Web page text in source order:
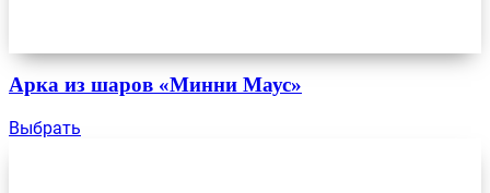
Арка из шаров «Минни Маус»
Выбрать